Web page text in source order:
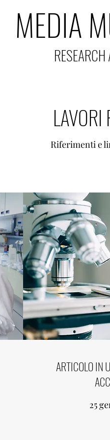
MEDIA
Riferimenti e
ARTICOLO IN
25